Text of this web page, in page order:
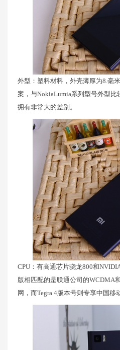
外型：塑料材料，外壳薄厚为8.毫
案，与NokiaLumia系列型号外型
拥有非常大的差别。
CPU：有高通芯片骁龙800和
版相匹配的是联通公司的WCDMA
网，而Tegra 4版本号则专享中国移